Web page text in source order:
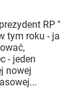
RP "
tym roku - ja
- jeden
nowej